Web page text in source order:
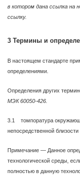
в котором дана ссылка на
ссылку.
3 Термины и
В настоящем стандарте
определениями.
Определения других
МЭК 60050-426.
3.1 томпоратура
непосредственной
Примечание — Данное
технологической среды,
полностью в данную